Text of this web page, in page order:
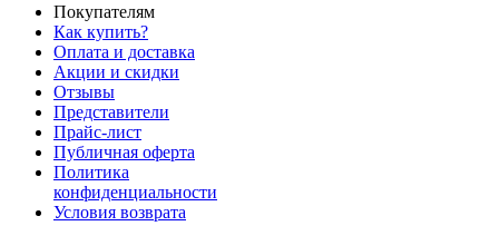
Покупателям
Как купить?
Оплата и доставка
Акции и скидки
Отзывы
Представители
Прайс-лист
Публичная оферта
Политика
конфиденциальности
Условия возврата